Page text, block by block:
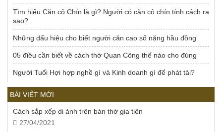
Tìm hiểu Căn cô Chín là gì? Người có căn cô chín tính cách ra
sao?
Những dấu hiệu cho biết người căn cao số nặng hầu đồng
05 điều cần biết về cách thờ Quan Công thế nào cho đúng
Người Tuổi Hợi hợp nghề gì và Kinh doanh gì để phát tài?
BÀI VIẾT MỚI
Cách sắp xếp di ảnh trên bàn thờ gia tiên
27/04/2021